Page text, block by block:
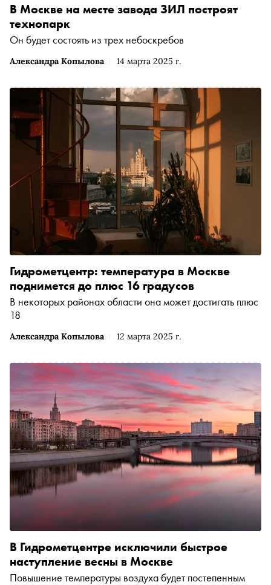
Александра Копылова 14 марта 2025 г.
В Москве на месте завода ЗИЛ построят
технопарк
Он будет состоять из трех небоскребов
Александра Копылова 12 марта 2025 г.
Гидрометцентр: температура в Москве
поднимется до плюс 16 градусов
В некоторых районах области она может достигать плюс
18
В Гидрометцентре исключили быстрое
наступление весны в Москве
Повышение температуры воздуха будет постепенным